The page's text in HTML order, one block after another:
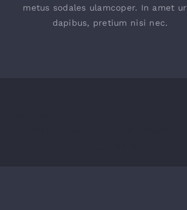
metus sodales ulamcoper. In amet
dapibus, pretium nisi nec.